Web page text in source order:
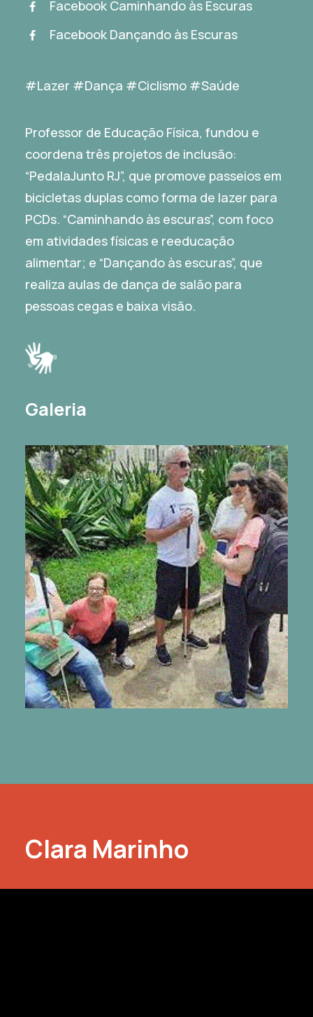
Facebook Caminhando às Escuras
Facebook Dançando às Escuras
#Lazer #Dança #Ciclismo #Saúde
Professor de Educação Física, fundou e
coordena três projetos de inclusão:
“PedalaJunto RJ”, que promove passeios em
bicicletas duplas como forma de lazer para
PCDs. “Caminhando às escuras”, com foco
em atividades físicas e reeducação
alimentar; e “Dançando às escuras”, que
realiza aulas de dança de salão para
pessoas cegas e baixa visão.
Galeria
Clara Marinho